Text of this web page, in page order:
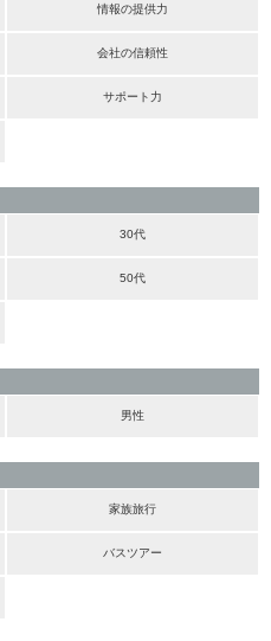
情報の提供力
会社の信頼性
サポート力
30代
50代
男性
家族旅行
バスツアー